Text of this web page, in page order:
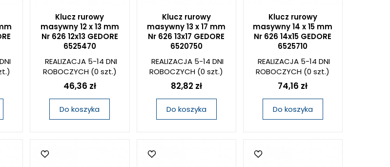
Klucz rurowy
masywny 12 x 13 mm
Nr 626 12x13 GEDORE
6525470
REALIZACJA 5-14 DNI
ROBOCZYCH(0 szt.)
46,36 zł
Do koszyka
Klucz rurowy
masywny 13 x 17 mm
Nr 626 13x17 GEDORE
6520750
REALIZACJA 5-14 DNI
ROBOCZYCH (0 szt.)
82,82 zł
Do koszyka
Klucz rurowy
masywny 14 x 15 mm
Nr 626 14x15 GEDORE
6525710
REALIZACJA 5-14 DNI
ROBOCZYCH (0 szt.)
74,16 zł
Do koszyka